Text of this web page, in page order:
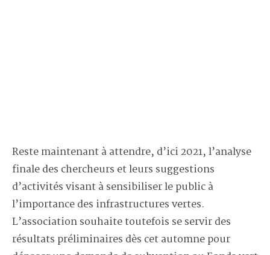
Reste maintenant à attendre, d’ici 2021, l’analyse
finale des chercheurs et leurs suggestions
d’activités visant à sensibiliser le public à
l’importance des infrastructures vertes.
L’association souhaite toutefois se servir des
résultats préliminaires dès cet automne pour